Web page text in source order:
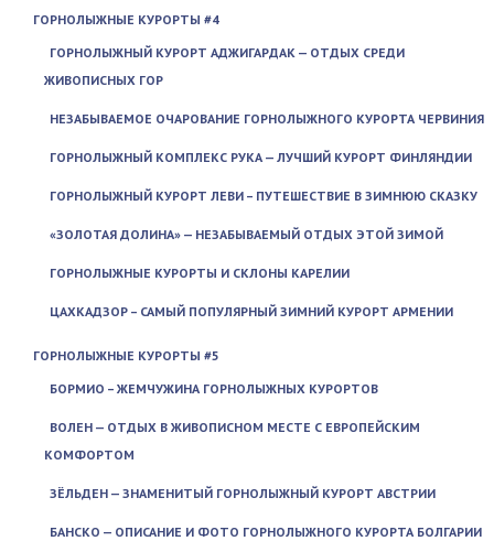
ГОРНОЛЫЖНЫЕ КУРОРТЫ #4
ГОРНОЛЫЖНЫЙ КУРОРТ АДЖИГАРДАК — ОТДЫХ СРЕДИ
ЖИВОПИСНЫХ ГОР
НЕЗАБЫВАЕМОЕ ОЧАРОВАНИЕ ГОРНОЛЫЖНОГО КУРОРТА ЧЕРВИНИЯ
ГОРНОЛЫЖНЫЙ КОМПЛЕКС РУКА — ЛУЧШИЙ КУРОРТ ФИНЛЯНДИИ
ГОРНОЛЫЖНЫЙ КУРОРТ ЛЕВИ – ПУТЕШЕСТВИЕ В ЗИМНЮЮ СКАЗКУ
«ЗОЛОТАЯ ДОЛИНА» — НЕЗАБЫВАЕМЫЙ ОТДЫХ ЭТОЙ ЗИМОЙ
ГОРНОЛЫЖНЫЕ КУРОРТЫ И СКЛОНЫ КАРЕЛИИ
ЦАХКАДЗОР – САМЫЙ ПОПУЛЯРНЫЙ ЗИМНИЙ КУРОРТ АРМЕНИИ
ГОРНОЛЫЖНЫЕ КУРОРТЫ #5
БОРМИО – ЖЕМЧУЖИНА ГОРНОЛЫЖНЫХ КУРОРТОВ
ВОЛЕН — ОТДЫХ В ЖИВОПИСНОМ МЕСТЕ С ЕВРОПЕЙСКИМ
КОМФОРТОМ
ЗЁЛЬДЕН — ЗНАМЕНИТЫЙ ГОРНОЛЫЖНЫЙ КУРОРТ АВСТРИИ
БАНСКО — ОПИСАНИЕ И ФОТО ГОРНОЛЫЖНОГО КУРОРТА БОЛГАРИИ